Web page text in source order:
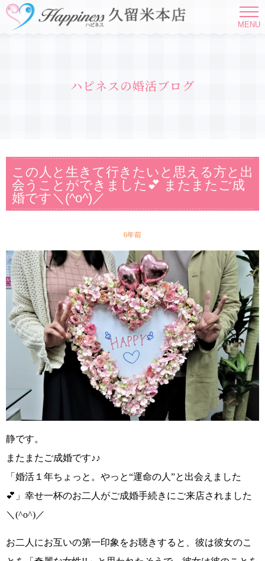
MENU
ハピネスの婚活ブログ
この人と生きて行きたいと思える方と出
会うことができました💕 またまたご成
婚です＼(^o^)／
6年前
静です。
またまたご成婚です♪♪
「婚活１年ちょっと。やっと“運命の人”と出会えました
💕」 幸せ一杯のお二人がご成婚手続きにご来店されました
＼(^o^)／
お二人にお互いの第一印象をお聴きすると、彼は彼女のこ